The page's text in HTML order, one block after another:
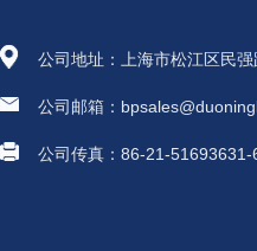
公司地址：上海市松江区民
公司邮箱：
公司传真：86-21-51693631-